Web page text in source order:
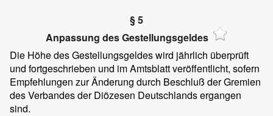
§ 5
Anpassung des Gestellungsgeldes
Die Höhe des Gestellungsgeldes wird jährlich überprüft
und fortgeschrieben und im Amtsblatt veröffentlicht, sofern
Empfehlungen zur Änderung durch Beschluß der Gremien
des Verbandes der Diözesen Deutschlands ergangen
sind.